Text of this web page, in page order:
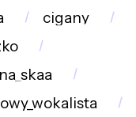
cigany